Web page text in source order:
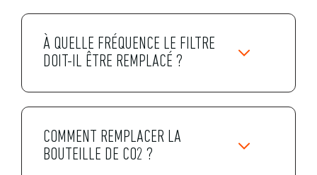
À QUELLE FRÉQUENCE LE FILTRE
DOIT-IL ÊTRE REMPLACÉ ?
COMMENT REMPLACER LA
BOUTEILLE DE CO2 ?